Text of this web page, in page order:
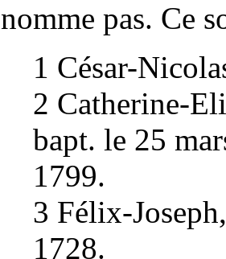
nomme pas. Ce
1 César-
2 Catherine-
bapt. le 25
1799.
3 Félix-
1728.